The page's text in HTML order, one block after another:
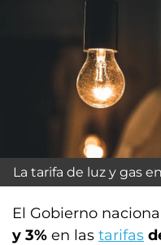
La tarifa de luz y gas
El Gobierno
y 3% en las tarifas